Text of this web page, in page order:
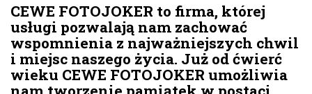
CEWE FOTOJOKER to firma, której
usługi pozwalają nam zachować
wspomnienia z najważniejszych chwil
i miejsc naszego życia. Już od ćwierć
wieku CEWE FOTOJOKER umożliwia